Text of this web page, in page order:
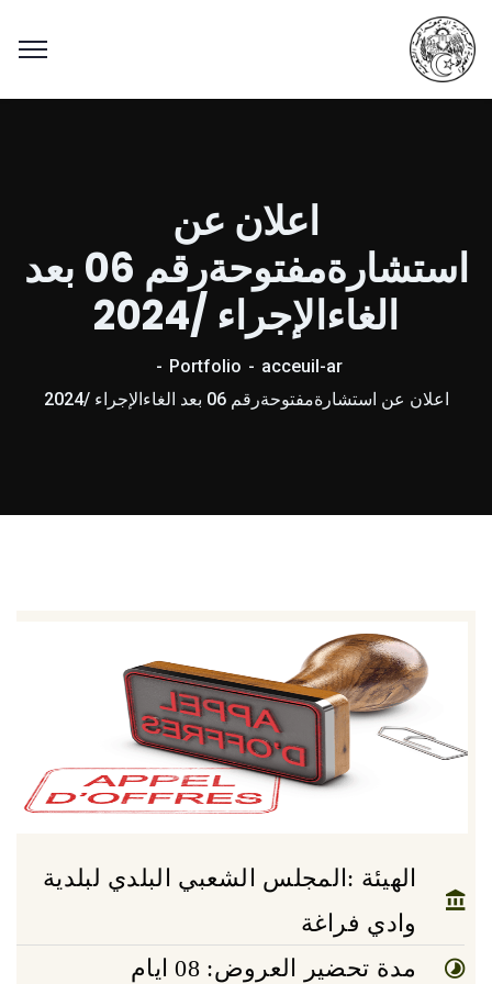
اعلان عن
استشارةمفتوحةرقم 06 بعد
الغاءالإجراء /2024
acceuil-ar
Portfolio
اعلان عن استشارةمفتوحةرقم 06 بعد الغاءالإجراء /2024
الهيئة :المجلس الشعبي البلدي لبلدية
وادي فراغة
مدة تحضير العروض: 08 ايام